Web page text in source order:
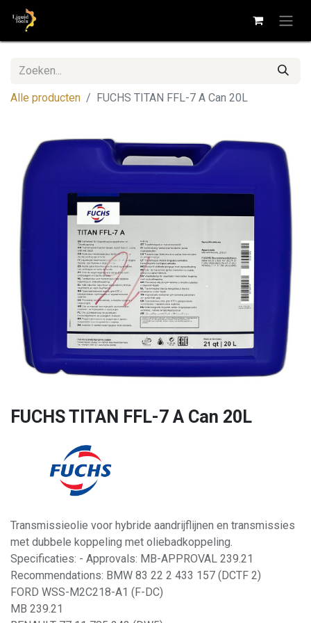
Alle producten FUCHS TITAN FFL-7 A Can 20L
FUCHS TITAN FFL-7 A Can 20L
Transmissieolie voor hybride aandrijflijnen en transmissies
met dubbele koppeling met oliebadkoppeling.
Specificaties: - Approvals: MB-APPROVAL 239.21
Recommendations: BMW 83 22 2 433 157 (DCTF 2)
FORD WSS-M2C218-A1 (F-DC)
MB 239.21